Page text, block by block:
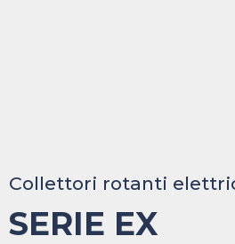
Collettori rotanti
SERIE EX